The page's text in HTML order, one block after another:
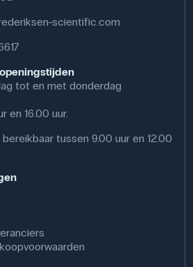
scientific.com
tot en met donderdag
en 16.00 uur.
bereikbaar tussen 9.00 uur en 12.00